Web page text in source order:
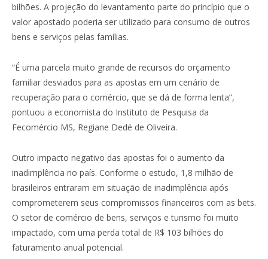
bilhões. A projeção do levantamento parte do princípio que o
valor apostado poderia ser utilizado para consumo de outros
bens e serviços pelas famílias.
“É uma parcela muito grande de recursos do orçamento
familiar desviados para as apostas em um cenário de
recuperação para o comércio, que se dá de forma lenta”,
pontuou a economista do Instituto de Pesquisa da
Fecomércio MS, Regiane Dedé de Oliveira.
Outro impacto negativo das apostas foi o aumento da
inadimplência no país. Conforme o estudo, 1,8 milhão de
brasileiros entraram em situação de inadimplência após
comprometerem seus compromissos financeiros com as bets.
O setor de comércio de bens, serviços e turismo foi muito
impactado, com uma perda total de R$ 103 bilhões do
faturamento anual potencial.